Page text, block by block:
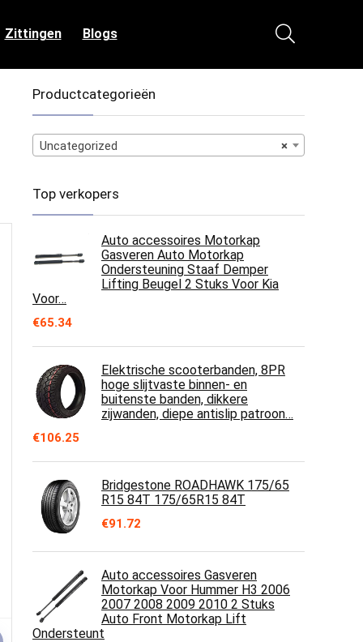
Zittingen Blogs
Productcategorieën
×
Uncategorized
Top verkopers
Auto accessoires Motorkap
Gasveren Auto Motorkap
Ondersteuning Staaf Demper
Lifting Beugel 2 Stuks Voor Kia
Voor…
€65.34
Elektrische scooterbanden, 8PR
hoge slijtvaste binnen- en
buitenste banden, dikkere
zijwanden, diepe antislip patroon…
€106.25
Bridgestone ROADHAWK 175/65
R15 84T 175/65R15 84T
€91.72
Auto accessoires Gasveren
Motorkap Voor Hummer H3 2006
2007 2008 2009 2010 2 Stuks
Auto Front Motorkap Lift
Ondersteunt